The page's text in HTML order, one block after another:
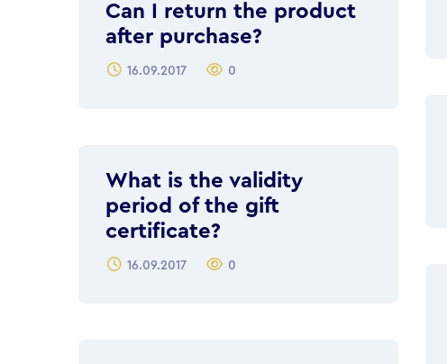
Can I return the product
after purchase?
16.09.2017 0
What is the validity
period of the gift
certificate?
16.09.2017 0